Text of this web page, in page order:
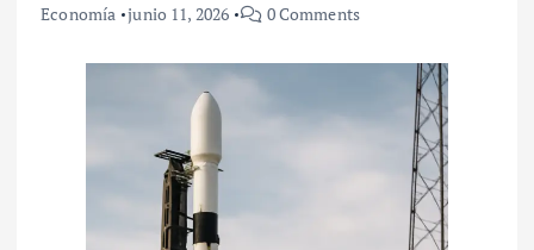
Economía junio 11, 2026 0 Comments